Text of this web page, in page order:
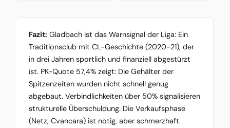
Fazit: Gladbach ist das Warnsignal der Liga: Ein
Traditionsclub mit CL-Geschichte (2020-21), der
in drei Jahren sportlich und finanziell abgestürzt
ist. PK-Quote 57,4% zeigt: Die Gehälter der
Spitzenzeiten wurden nicht schnell genug
abgebaut. Verbindlichkeiten über 50% signalisieren
strukturelle Überschuldung. Die Verkaufsphase
(Netz, Cvancara) ist nötig, aber schmerzhaft.